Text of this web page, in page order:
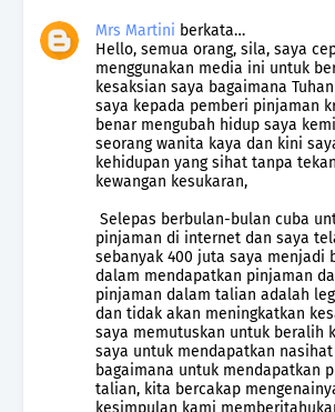
Mrs Martini berkata…
Hello, semua orang, sila, saya
menggunakan media ini untuk
kesaksian saya bagaimana
saya kepada pemberi pinjaman
benar mengubah hidup saya
seorang wanita kaya dan kini
kehidupan yang sihat tanpa
kewangan kesukaran,
Selepas berbulan-bulan cuba
pinjaman di internet dan saya
sebanyak 400 juta saya menjadi
dalam mendapatkan pinjaman
pinjaman dalam talian adalah
dan tidak akan meningkatkan
saya memutuskan untuk beralih
saya untuk mendapatkan
bagaimana untuk mendapatkan
talian, kita bercakap
kesimpulan kami